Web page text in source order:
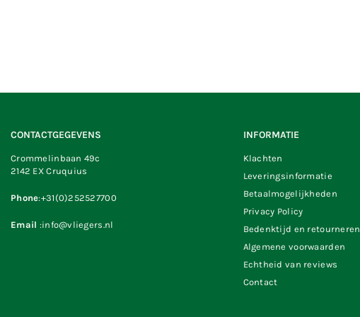
CONTACTGEGEVENS
Crommelinbaan 49c
2142 EX Cruquius
Phone:+31(0)252527700
Email :info@vliegers.nl
INFORMATIE
Klachten
Leveringsinformatie
Betaalmogelijkheden
Privacy Policy
Bedenktijd en retourneren
Algemene voorwaarden
Echtheid van reviews
Contact